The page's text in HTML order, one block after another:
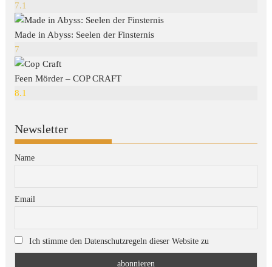
7.1
Made in Abyss: Seelen der Finsternis
7
Feen Mörder – COP CRAFT
8.1
Newsletter
Name
Email
Ich stimme den Datenschutzregeln dieser Website zu